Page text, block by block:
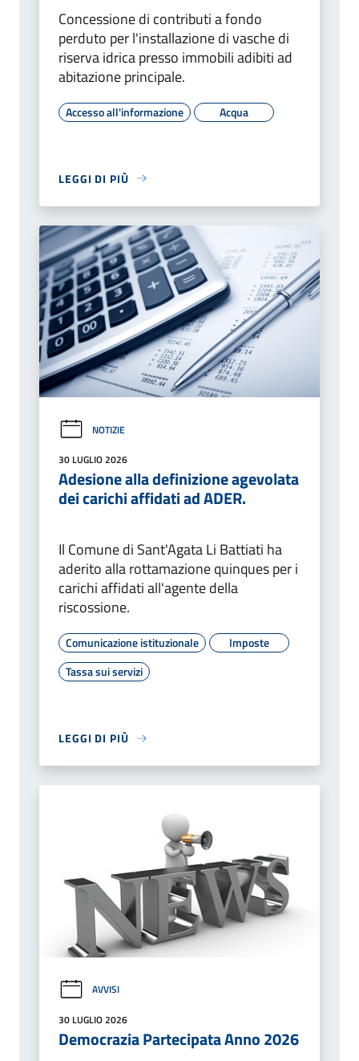
Concessione di contributi a fondo
perduto per l'installazione di vasche di
riserva idrica presso immobili adibiti ad
abitazione principale.
Accesso all'informazione Acqua
LEGGI DI PIÙ
NOTIZIE
30 LUGLIO 2026
Adesione alla definizione agevolata
dei carichi affidati ad ADER.
Il Comune di Sant'Agata Li Battiati ha
aderito alla rottamazione quinques per i
carichi affidati all'agente della
riscossione.
Comunicazione istituzionale
Imposte
Tassa sui servizi
LEGGI DI PIÙ
AVVISI
30 LUGLIO 2026
Democrazia Partecipata Anno 2026